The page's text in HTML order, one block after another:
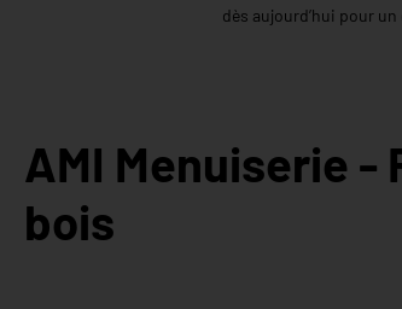
dès aujourd’hui pour
AMI Menuiserie
bois